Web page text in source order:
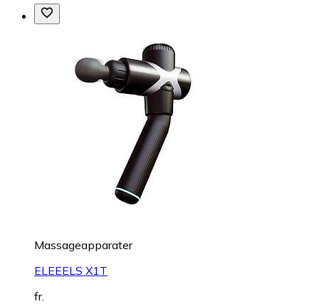
Massageapparater
ELEEELS X1T
fr.